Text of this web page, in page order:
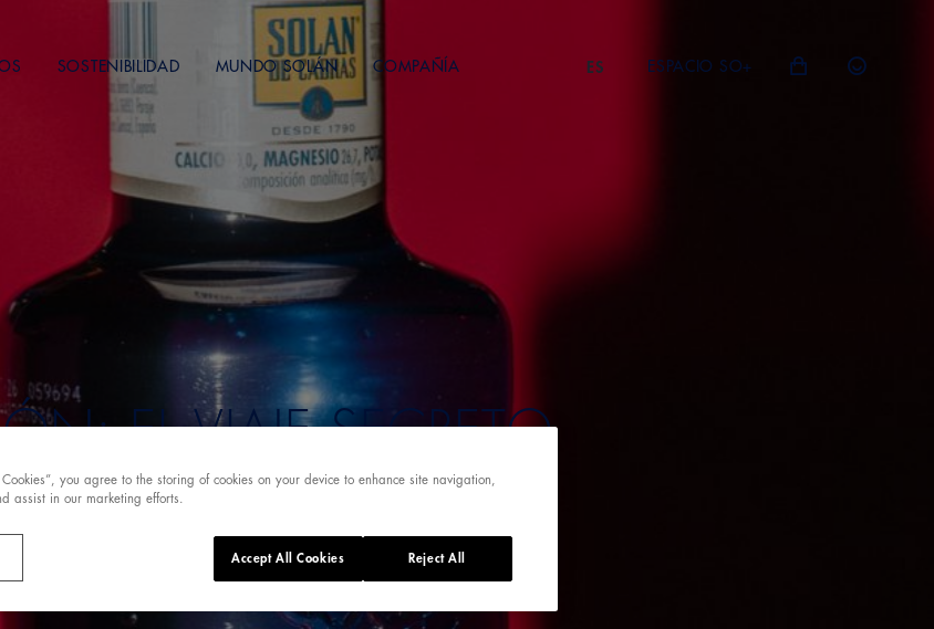
SOSTENIBILIDAD MUNDO SOLÁN COMPAÑÍA ES ESPACIO SO+
EL VIAJE SECRETO
TIERRA
you agree to the storing of cookies on your device to enhance site navigation,
assist in our marketing efforts.
Reject All
Accept All Cookies